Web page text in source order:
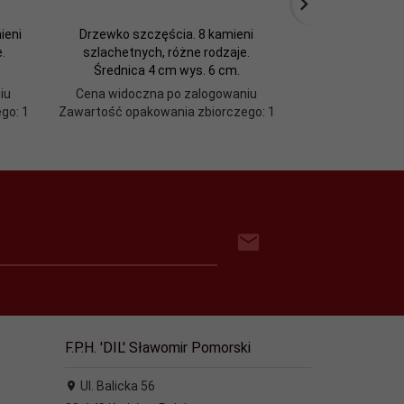
1
Drzewko szczęścia. 8 kamieni
szlachetnych, różne rodzaje.
Średnica 4 cm wys. 6 cm.
Cena widoczna po zalogowaniu
Zawartość opakowania zbiorczego: 1
F.P.H. 'DIL' Sławomir Pomorski
Ul. Balicka 56